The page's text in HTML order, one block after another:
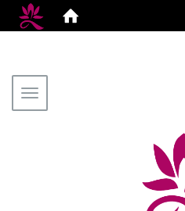
Toggle navigation